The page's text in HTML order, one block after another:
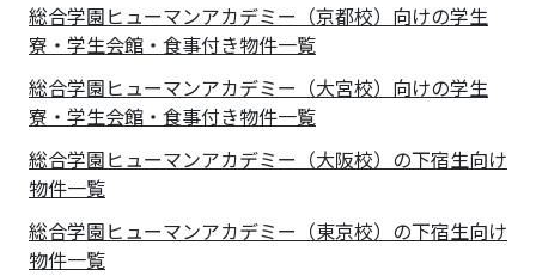
総合学園ヒューマンアカデミー（京都校）向けの学生
寮・学生会館・食事付き物件一覧
総合学園ヒューマンアカデミー（大宮校）向けの学生
寮・学生会館・食事付き物件一覧
総合学園ヒューマンアカデミー（大阪校）の下宿生向け
物件一覧
総合学園ヒューマンアカデミー（東京校）の下宿生向け
物件一覧